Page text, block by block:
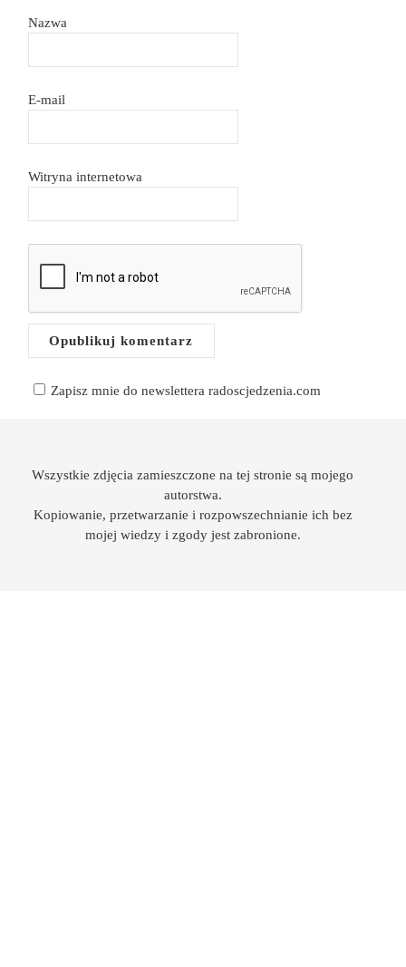
Nazwa
E-mail
Witryna internetowa
Zapisz mnie do newslettera radoscjedzenia.com
Wszystkie zdjęcia zamieszczone na tej stronie są mojego
autorstwa.
Kopiowanie, przetwarzanie i rozpowszechnianie ich bez
mojej wiedzy i zgody jest zabronione.